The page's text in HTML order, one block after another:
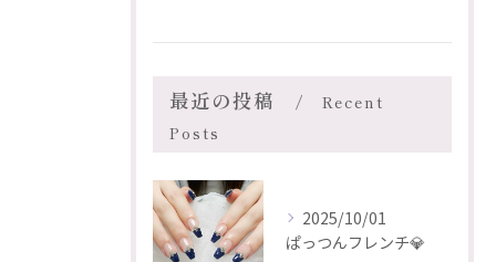
最近の投稿
Recent
Posts
2025/10/01
ぱっつんフレンチ💎